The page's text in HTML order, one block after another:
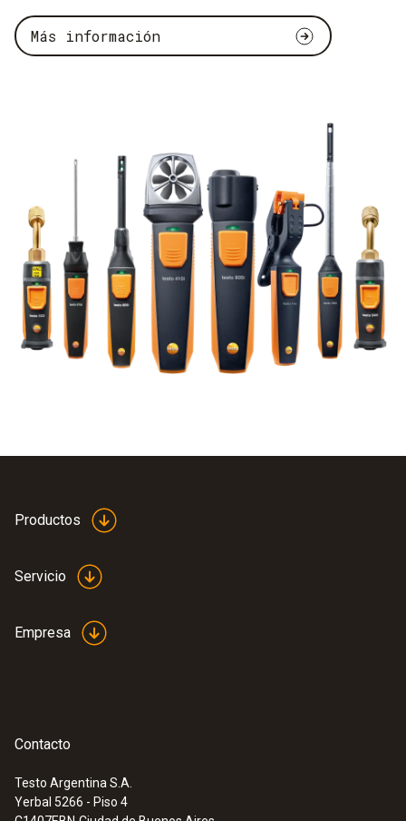
Más información
Productos
Servicio
Empresa
Contacto
Testo Argentina S.A.
Yerbal 5266 - Piso 4